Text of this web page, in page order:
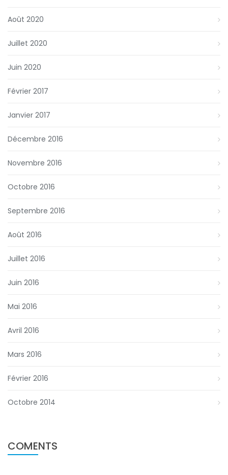
Août 2020
Juillet 2020
Juin 2020
Février 2017
Janvier 2017
Décembre 2016
Novembre 2016
Octobre 2016
Septembre 2016
Août 2016
Juillet 2016
Juin 2016
Mai 2016
Avril 2016
Mars 2016
Février 2016
Octobre 2014
COMENTS